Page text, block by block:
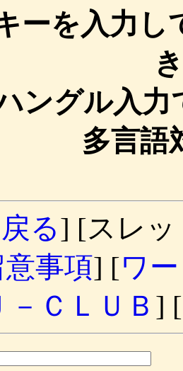
ーを入力
ングル入
多言語
る] [スレ
意事項] [ワ
－ＣＬＵＢ ] [